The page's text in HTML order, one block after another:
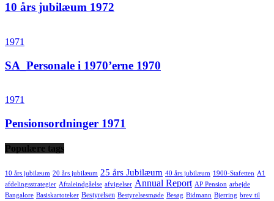
10 års jubilæum 1972
1971
SA_Personale i 1970’erne 1970
1971
Pensionsordninger 1971
Populære tags
10 års jubilæum 20 års jubilæum 25 års Jubilæum 40 års jubilæum 1900-Stafetten A1
afdelingsstrategier Aftaleindgåelse afvigelser Annual Report AP Pension arbejde
Bangalore Basiskartoteker Bestyrelsen Bestyrelsesmøde Besøg Bidmann Bjerring brev til